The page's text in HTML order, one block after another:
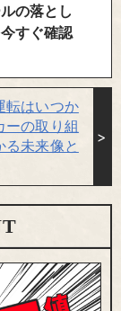
の落とし
すぐ確認
転はいつか
ーの取り組
る未来像と